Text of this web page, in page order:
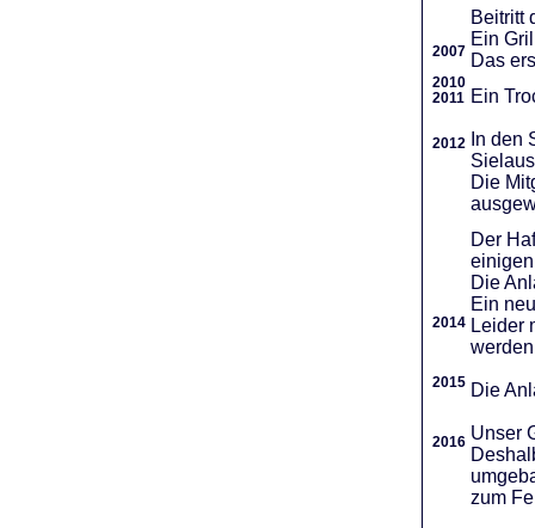
2007
2010
2011
2012
2014
2015
2016
Beitritt
Ein
Das
Ein
In den
Die
Der
Die
Ein
Leider
Die
Unser
zum